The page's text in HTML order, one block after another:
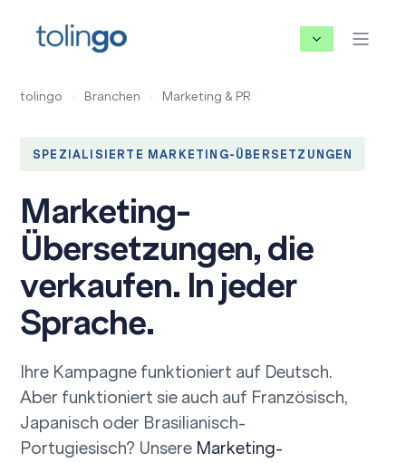
tolingo › Branchen › Marketing & PR
SPEZIALISIERTE MARKETING-ÜBERSETZUNGEN
Marketing-
Übersetzungen, die
verkaufen. In jeder
Sprache.
Ihre Kampagne funktioniert auf Deutsch.
Aber funktioniert sie auch auf Französisch,
Japanisch oder Brasilianisch-
Portugiesisch? Unsere Marketing-